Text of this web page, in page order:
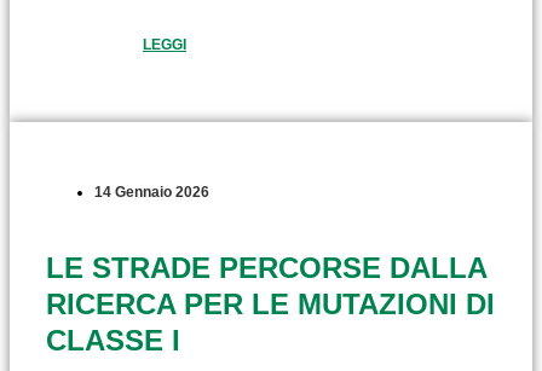
LEGGI
14 Gennaio 2026
LE STRADE PERCORSE DALLA
RICERCA PER LE MUTAZIONI DI
CLASSE I